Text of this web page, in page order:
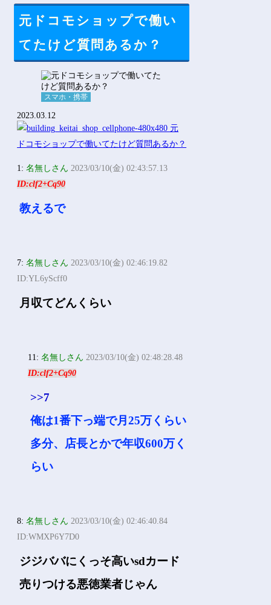
元ドコモショップで働い
てたけど質問あるか？
スマホ・携帯
2023.03.12
1:名無しさん 2023/03/10(金) 02:43:57.13
ID:clf2+Cq90
教えるで
7:名無しさん 2023/03/10(金) 02:46:19.82
ID:YL6yScff0
月収てどんくらい
11:名無しさん 2023/03/10(金) 02:48:28.48
ID:clf2+Cq90
>>7
俺は1番下っ端で月25万くらい
多分、店長とかで年収600万く
らい
8:名無しさん 2023/03/10(金) 02:46:40.84
ID:WMXP6Y7D0
ジジババにくっそ高いsdカード
売りつける悪徳業者じゃん